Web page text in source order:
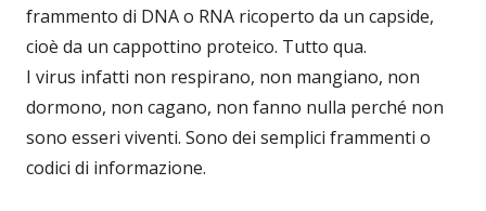
frammento di DNA o RNA ricoperto da un capside,
cioè da un cappottino proteico. Tutto qua.
I virus infatti non respirano, non mangiano, non
dormono, non cagano, non fanno nulla perché non
sono esseri viventi. Sono dei semplici frammenti o
codici di informazione.